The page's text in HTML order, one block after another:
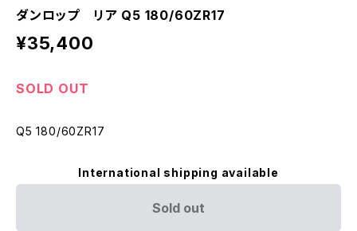
ダンロップ リア Q5 180/60ZR17
¥35,400
SOLD OUT
Q5 180/60ZR17
International shipping available
Sold out